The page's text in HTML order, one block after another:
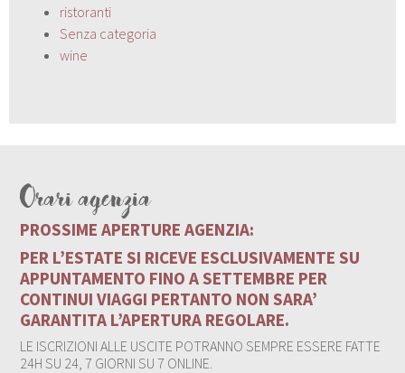
ristoranti
Senza categoria
wine
Orari agenzia
PROSSIME APERTURE AGENZIA:
PER L’ESTATE SI RICEVE ESCLUSIVAMENTE SU
APPUNTAMENTO FINO A SETTEMBRE PER
CONTINUI VIAGGI PERTANTO NON SARA’
GARANTITA L’APERTURA REGOLARE.
LE ISCRIZIONI ALLE USCITE POTRANNO SEMPRE ESSERE FATTE
24H SU 24, 7 GIORNI SU 7 ONLINE.